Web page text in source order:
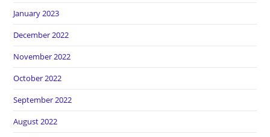
January 2023
December 2022
November 2022
October 2022
September 2022
August 2022